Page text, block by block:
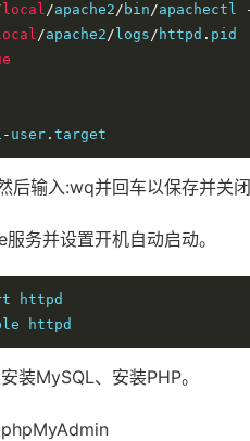
local/apache2/ bin/apachectl
/apache2/ logs/ httpd .
- user . target
后输入:wq并回车以保存并关
务并设置开机自动启动。
httpd
httpd
装MySQL、安装PHP。